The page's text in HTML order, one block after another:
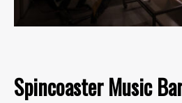
Spincoaster Music